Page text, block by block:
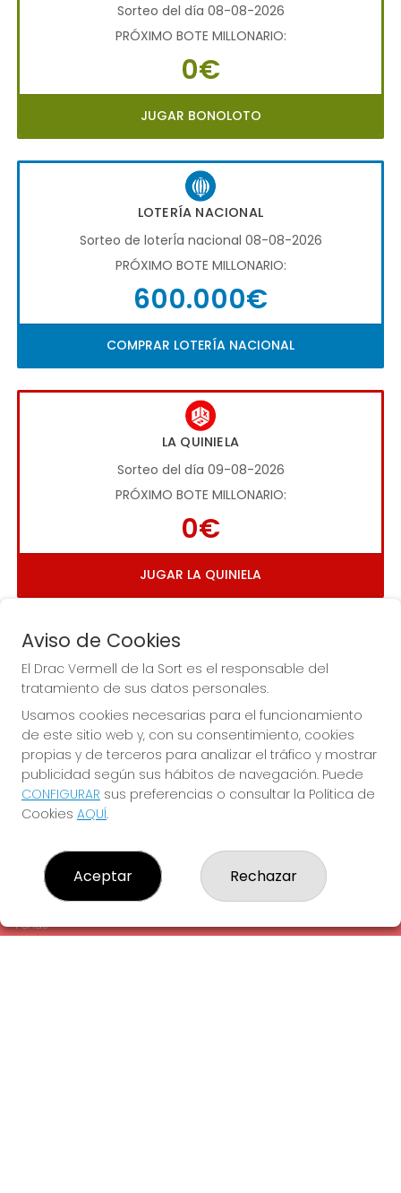
Sorteo del día 08-08-2026
PRÓXIMO BOTE MILLONARIO:
0€
JUGAR BONOLOTO
LOTERÍA NACIONAL
Sorteo de loterÍa nacional 08-08-2026
PRÓXIMO BOTE MILLONARIO:
600.000€
COMPRAR LOTERÍA NACIONAL
LA QUINIELA
Sorteo del día 09-08-2026
PRÓXIMO BOTE MILLONARIO:
0€
JUGAR LA QUINIELA
Imagen anterior
EL DRAC VERMELL DE LA SORT
¿Quiénes somos?
Comprar lotería
Contacto
Empresas
Peñas
Aviso de Cookies
El Drac Vermell de la Sort es el responsable del
tratamiento de sus datos personales.
Usamos cookies necesarias para el funcionamiento
de este sitio web y, con su consentimiento, cookies
propias y de terceros para analizar el tráfico y mostrar
publicidad según sus hábitos de navegación. Puede
CONFIGURAR sus preferencias o consultar la Política de
Cookies AQUÍ.
Aceptar Rechazar